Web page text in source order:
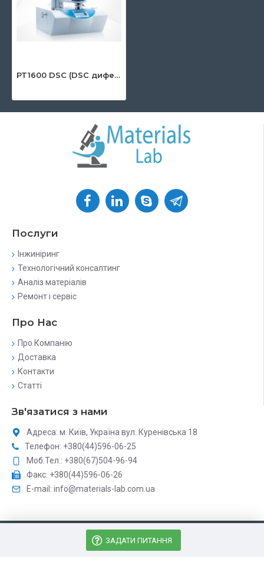
ЗАДАТИ ПИТАННЯ
PT1600 DSC (DSC диференціальна скануюча калориметрія)
Послуги
Інжиніринг
Технологічний консалтинг
Аналіз матеріалів
Ремонт і сервіс
Про Нас
Про Компанію
Доставка
Контакти
Статті
Зв'язатися з нами
Адреса: м. Київ, Україна вул. Куренівська 18
Телефон: +380(44)596-06-25
Моб.Тел.: +380(67)504-96-94
Факс: +380(44)596-06-26
E-mail: info@materials-lab.com.ua
Матіріалз Лаб - Аналітичне обладнання © 2026, Всі права
захищені